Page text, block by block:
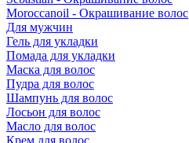
Moroccanoil - Окрашивание волос
Для мужчин
Гель для укладки
Помада для укладки
Маска для волос
Пудра для волос
Шампунь для волос
Лосьон для волос
Масло для волос
Крем для волос